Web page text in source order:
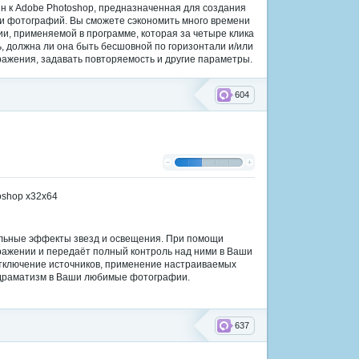
Adobe Photoshop, предназначенная для создания
фотографий. Вы сможете сэкономить много времени
применяемой в программе, которая за четыре клика
должна ли она быть бесшовной по горизонтали и/или
задавать повторяемость и другие параметры.
604
эффекты звезд и освещения. При помощи
и передаёт полный контроль над ними в Ваши
источников, применение настраиваемых
в Ваши любимые фотографии.
637